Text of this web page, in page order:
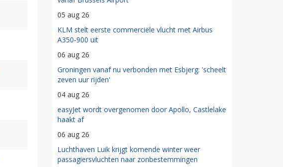
05 aug 26
KLM stelt eerste commerciële vlucht met Airbus
A350-900 uit
06 aug 26
Groningen vanaf nu verbonden met Esbjerg: 'scheelt
zeven uur rijden'
04 aug 26
easyJet wordt overgenomen door Apollo, Castlelake
haakt af
06 aug 26
Luchthaven Luik krijgt komende winter weer
passagiersvluchten naar zonbestemmingen